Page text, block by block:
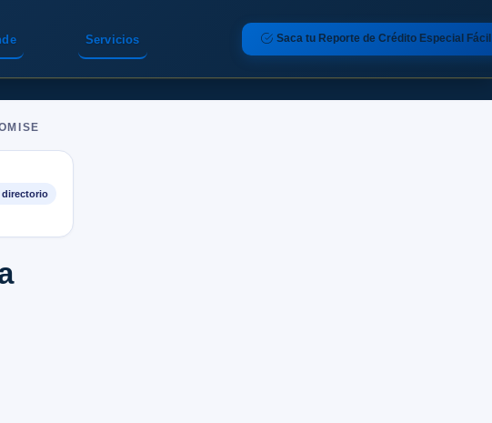
Servicios Saca tu Reporte de Crédito Especial Fácil
directorio